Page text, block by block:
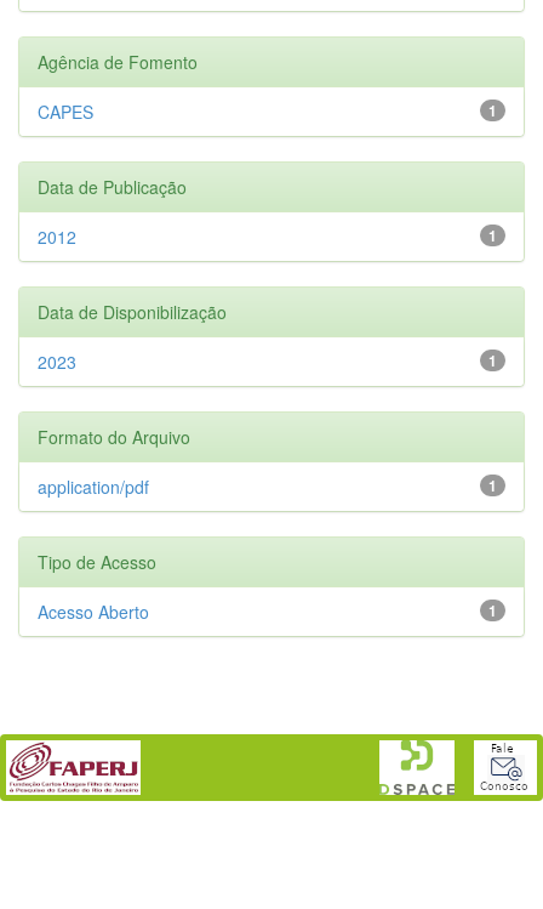
Agência de Fomento
1
CAPES
Data de Publicação
1
2012
Data de Disponibilização
1
2023
Formato do Arquivo
1
application/pdf
Tipo de Acesso
1
Acesso Aberto